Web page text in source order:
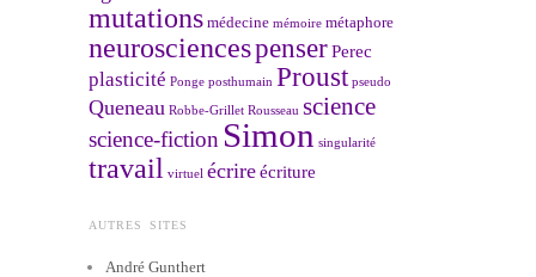
mutations médecine mémoire métaphore
neurosciencespenserPerec
plasticité Ponge posthumain Proust pseudo
Queneau Robbe-Grillet Rousseau science
science-fiction Simon singularité
travail virtuel écrireécriture
AUTRES SITES
André Gunthert